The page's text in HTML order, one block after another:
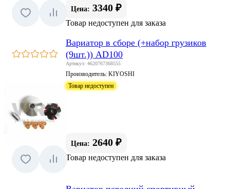
Цена: 3340 ₽
Товар недоступен для заказа
Вариатор в сборе (+набор грузиков
(9шт.)) AD100
Артикул: 4620767368555
Производитель: KIYOSHI
Товар недоступен
Цена: 2640 ₽
Товар недоступен для заказа